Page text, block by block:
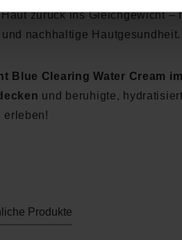
zurück ins Gleichgewicht –
nachhaltige Hautgesundheit.
Blue Clearing Water Cream
und beruhigte,
erleben!
Produkte